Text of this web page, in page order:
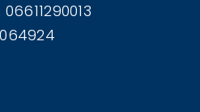
06611290013